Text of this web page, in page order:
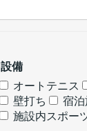
設備
オートテニス
壁打ち
宿泊
施設内スポー